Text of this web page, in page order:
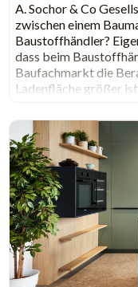
A. Sochor & Co
zwischen einem
Baustoffhändler?
dass beim
Baufachmarkt die
Ladenfläche größer
Sanitärschauraum.